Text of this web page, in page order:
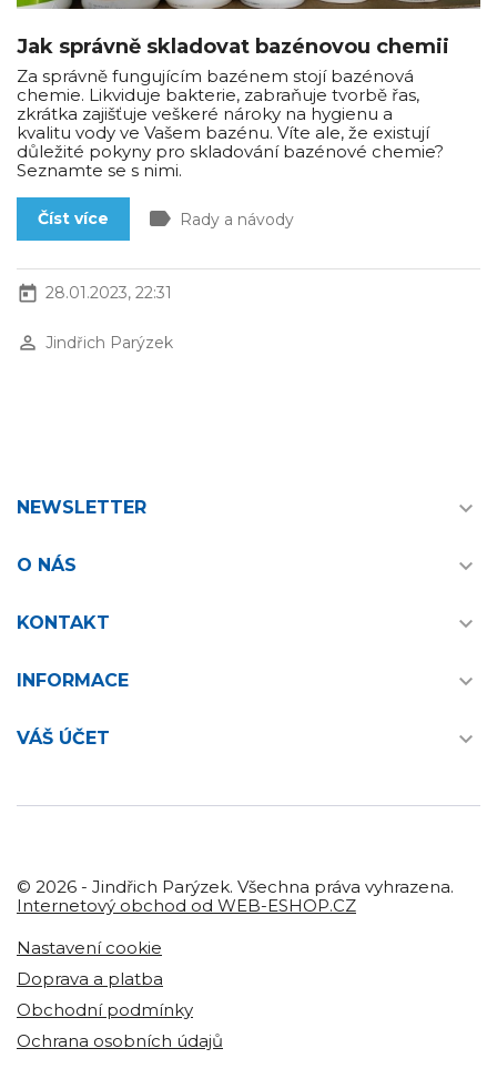
Jak správně skladovat bazénovou chemii
Za správně fungujícím bazénem stojí bazénová
chemie. Likviduje bakterie, zabraňuje tvorbě řas,
zkrátka zajišťuje veškeré nároky na hygienu a
kvalitu vody ve Vašem bazénu. Víte ale, že existují
důležité pokyny pro skladování bazénové chemie?
Seznamte se s nimi.
Číst více label Rady a návody
today 28.01.2023, 22:31
perm_identity Jindřich Parýzek
NEWSLETTER 
O NÁS 
KONTAKT 
INFORMACE 
VÁŠ ÚČET 
© 2026 - Jindřich Parýzek. Všechna práva vyhrazena.
Internetový obchod od WEB-ESHOP.CZ
Nastavení cookie
Doprava a platba
Obchodní podmínky
Ochrana osobních údajů